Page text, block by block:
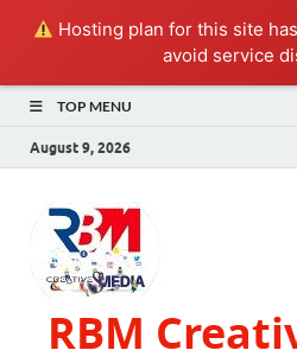
Hosting plan for this site
avoid service
TOP MENU
August 9, 2026
RBM